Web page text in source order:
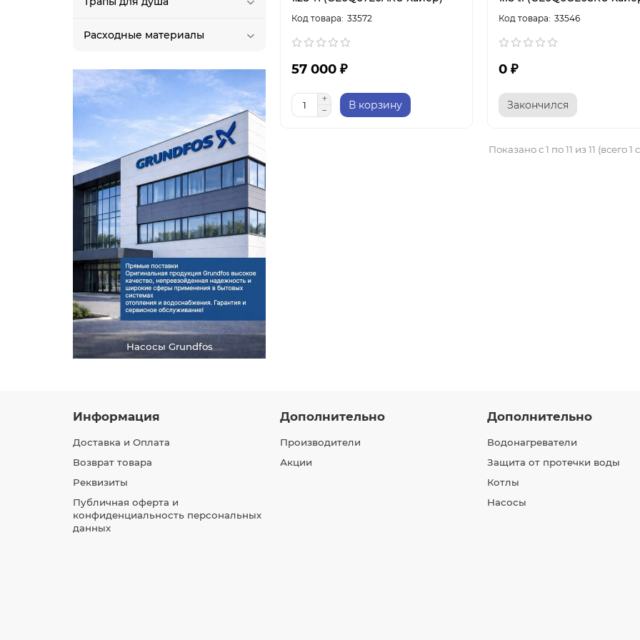
Расходные материалы
Насосы Grundfos
33572
57 000 ₽
В корзину
33546
0 ₽
Закончился
Показано с 1 по 11 из 11 (всего 1
Информация
Доставка и Оплата
Возврат товара
Реквизиты
Публичная оферта и
конфиденциальность персональных
данных
Дополнительно
Производители
Акции
Дополнительно
Водонагреватели
Защита от протечки воды
Котлы
Насосы